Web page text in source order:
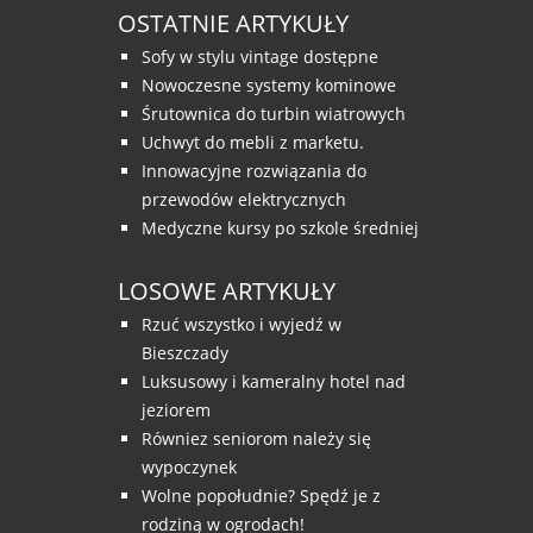
OSTATNIE ARTYKUŁY
Sofy w stylu vintage dostępne
Nowoczesne systemy kominowe
Śrutownica do turbin wiatrowych
Uchwyt do mebli z marketu.
Innowacyjne rozwiązania do
przewodów elektrycznych
Medyczne kursy po szkole średniej
LOSOWE ARTYKUŁY
Rzuć wszystko i wyjedź w
Bieszczady
Luksusowy i kameralny hotel nad
jeziorem
Równiez seniorom należy się
wypoczynek
Wolne popołudnie? Spędź je z
rodziną w ogrodach!